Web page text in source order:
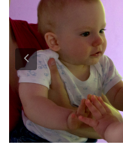
Previous